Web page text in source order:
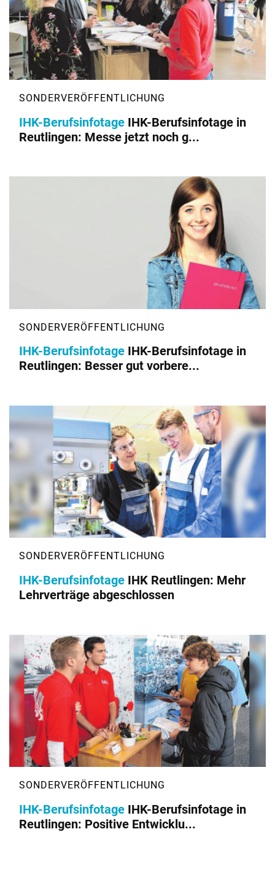
IHK-Berufsinfotage IHK-Berufsinfotage in
Reutlingen: Messe jetzt noch g...
IHK-Berufsinfotage IHK-Berufsinfotage in
Reutlingen: Besser gut vorbere...
IHK-Berufsinfotage IHK Reutlingen: Mehr
Lehrverträge abgeschlossen
IHK-Berufsinfotage IHK-Berufsinfotage in
Reutlingen: Positive Entwicklu...